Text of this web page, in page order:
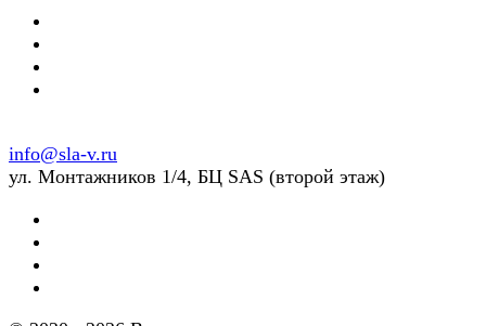
info@sla-v.ru
ул. Монтажников 1/4, БЦ SAS (второй этаж)